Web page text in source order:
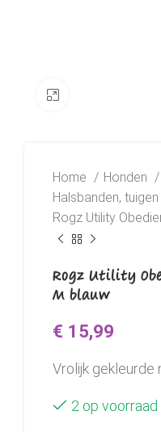
Home
Honden
Halsbanden, tuigen
Rogz Utility
Rogz Utility
M blauw
€ 15,99
Vrolijk gekleurde
2 op voorraad